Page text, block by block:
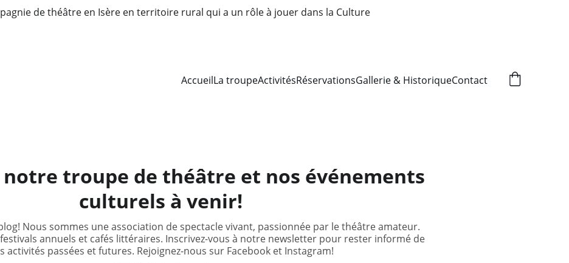
de théâtre en Isère en territoire rural qui a un rôle à jouer dans la Culture
AccueilLa troupeActivitésRéservationsGallerie & HistoriqueContact
notre troupe de théâtre et nos événements
culturels à venir!
Nous sommes une association de spectacle vivant, passionnée par le théâtre amateur.
annuels et cafés littéraires. Inscrivez-vous à notre newsletter pour rester informé de
activités passées et futures. Rejoignez-nous sur Facebook et Instagram!